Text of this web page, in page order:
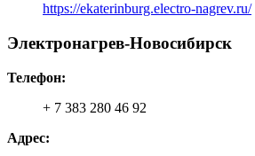
https://ekaterinburg.electro-nagrev.ru/
Электронагрев-Новосибирск
Телефон:
+ 7 383 280 46 92
Адрес: